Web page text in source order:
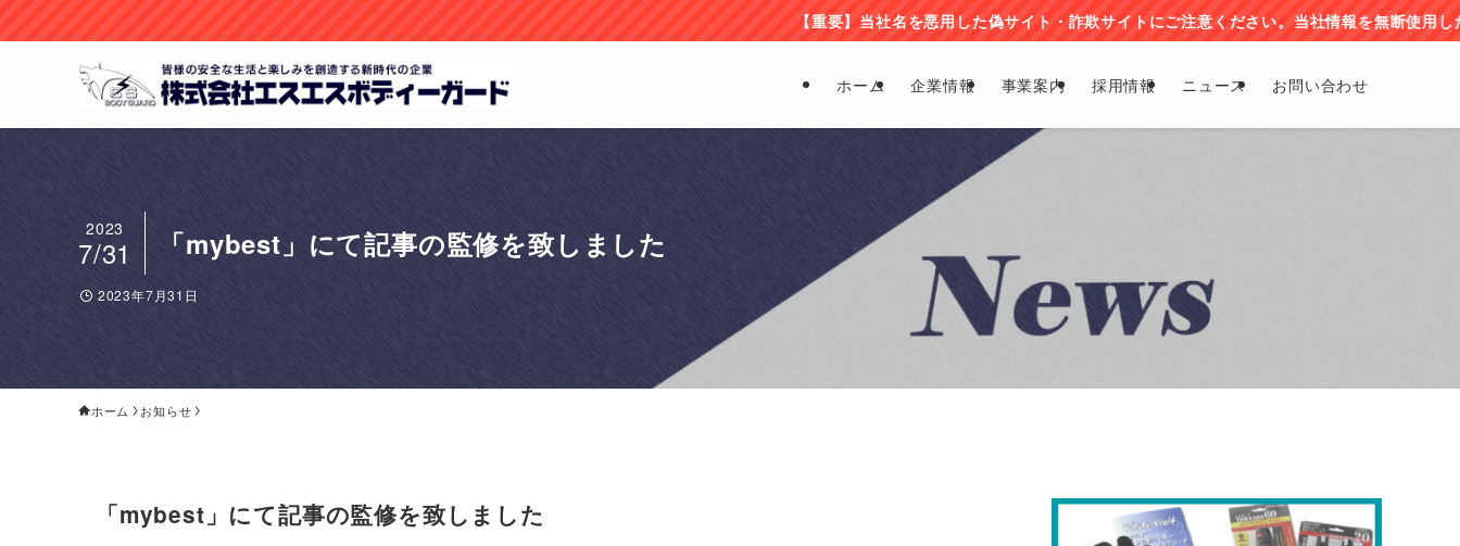
【重要】当社名を悪用した偽サイト・詐欺サイトにご注意ください。当社情報を無断使用したサイトが確認
ホーム 企業情報 事業案内 採用情報 ニュース お問い合わせ
「mybest」にて記事の監修を致しました
2023
7/31
2023年7月31日
ホーム お知らせ
「mybest」にて記事の監修を致しました